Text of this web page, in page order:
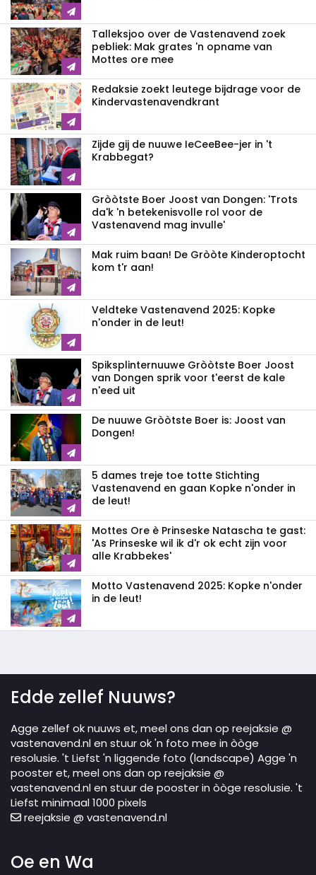
Talleksjoo over de Vastenavend zoek
pebliek: Mak grates 'n opname van
Mottes ore mee
Redaksie zoekt leutege bijdrage voor de
Kindervastenavendkrant
Zijde gij de nuuwe IeCeeBee-jer in 't
Krabbegat?
Gròòtste Boer Joost van Dongen: 'Trots
da'k 'n betekenisvolle rol voor de
Vastenavend mag invulle'
Mak ruim baan! De Gròòte Kinderoptocht
kom t'r aan!
Veldteke Vastenavend 2025: Kopke
n'onder in de leut!
Spiksplinternuuwe Gròòtste Boer Joost
van Dongen sprik voor t'eerst de kale
n'eed uit
De nuuwe Gròòtste Boer is: Joost van
Dongen!
5 dames treje toe totte Stichting
Vastenavend en gaan Kopke n'onder in
de leut!
Mottes Ore è Prinseske Natascha te gast:
'As Prinseske wil ik d'r ok echt zijn voor
alle Krabbekes'
Motto Vastenavend 2025: Kopke n'onder
in de leut!
Edde zellef Nuuws?
Agge zellef ok nuuws et, meel ons dan op reejaksie @
vastenavend.nl en stuur ok 'n foto mee in òòge
resolusie. 't Liefst 'n liggende foto (landscape) Agge 'n
pooster et, meel ons dan op reejaksie @
vastenavend.nl en stuur de pooster in òòge resolusie. 't
Liefst minimaal 1000 pixels
reejaksie @ vastenavend.nl
Oe en Wa